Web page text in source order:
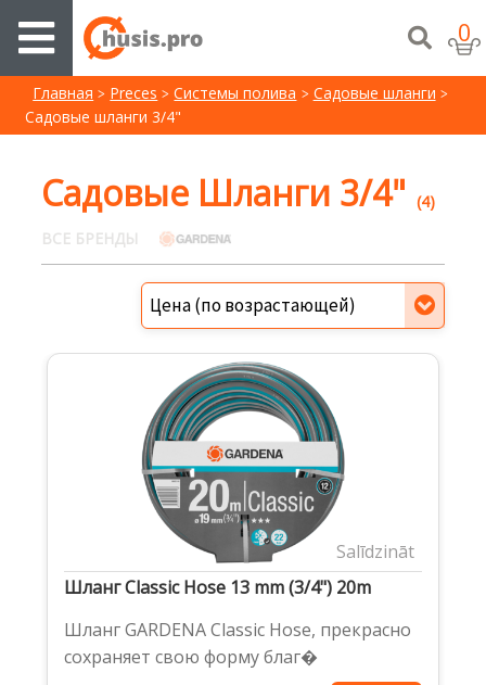
0
Главная Preces Системы полива
Садовые шланги
Садовые шланги 3/4"
Садовые Шланги 3/4" (4)
ВСЕ БРЕНДЫ
Salīdzināt
Шланг Classic Hose 13 mm (3/4") 20m
Шланг GARDENA Classic Hose, прекрасно
сохраняет свою форму благ�